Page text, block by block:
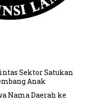
Sektor Satukan
Anak
Nama Daerah ke